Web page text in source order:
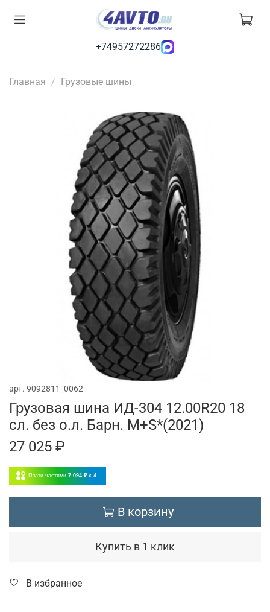
+74957272286
Главная Грузовые шины
арт. 9092811_0062
Грузовая шина ИД-304 12.00R20 18
сл. без о.л. Барн. M+S*(2021)
27 025 ₽
Плати частями 7 094 ₽ x 4
В корзину
Купить в 1 клик
В избранное